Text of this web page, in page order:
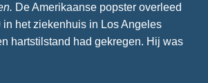
De Amerikaanse popster overleed
het ziekenhuis in Los Angeles
hartstilstand had gekregen. Hij was